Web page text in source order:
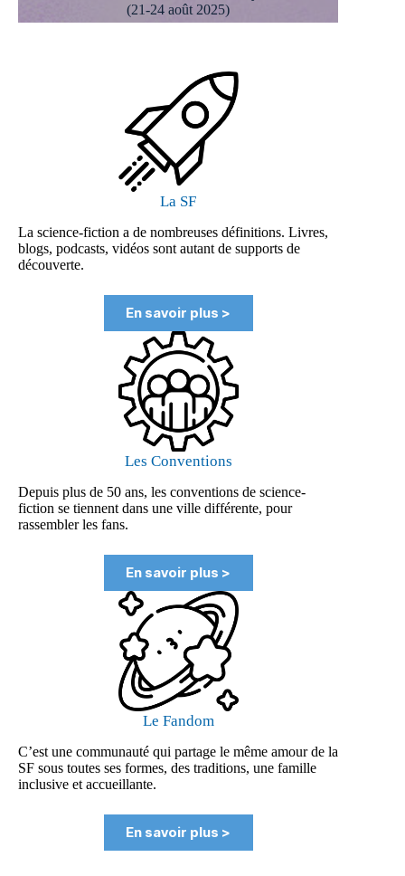
(21-24 août 2025)
La SF
La science-fiction a de nombreuses définitions. Livres,
blogs, podcasts, vidéos sont autant de supports de
découverte.
En savoir plus >
Les Conventions
Depuis plus de 50 ans, les conventions de science-
fiction se tiennent dans une ville différente, pour
rassembler les fans.
En savoir plus >
Le Fandom
C’est une communauté qui partage le même amour de la
SF sous toutes ses formes, des traditions, une famille
inclusive et accueillante.
En savoir plus >